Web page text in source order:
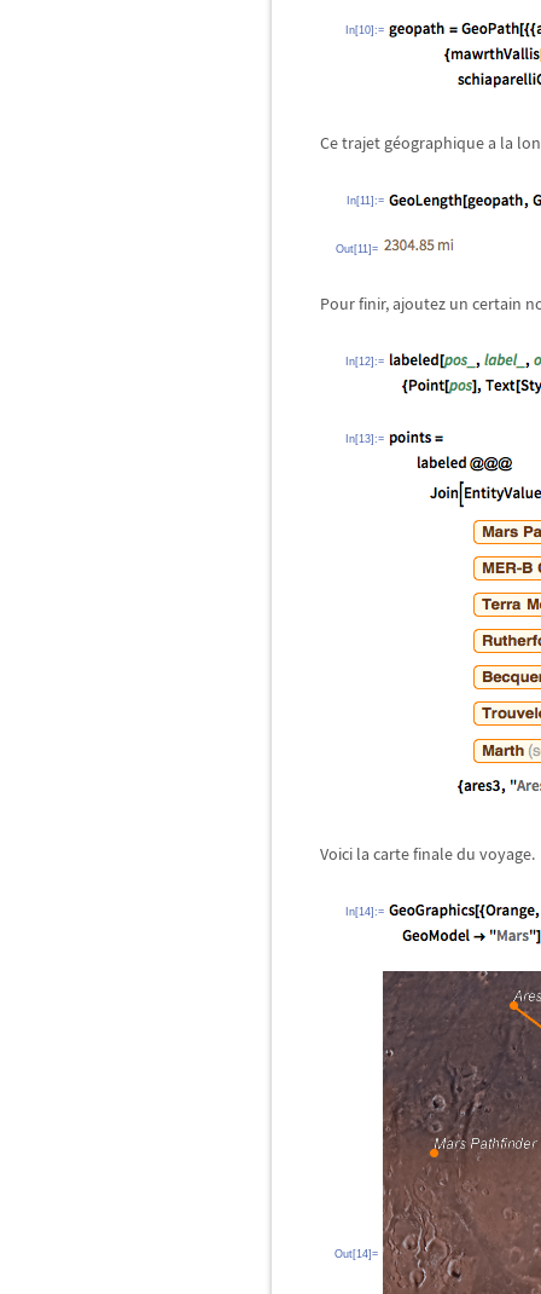
In[10]:=
Ce trajet géographique a la
In[11]:=
Out[11]=
Pour finir, ajoutez un certain
In[12]:=
In[13]:=
Voici la carte finale du voyage.
In[14]:=
Out[14]=